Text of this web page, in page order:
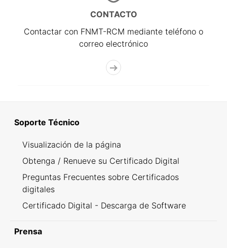
CONTACTO
Contactar con FNMT-RCM mediante teléfono o
correo electrónico
Soporte Técnico
Visualización de la página
Obtenga / Renueve su Certificado Digital
Preguntas Frecuentes sobre Certificados
digitales
Certificado Digital - Descarga de Software
Prensa